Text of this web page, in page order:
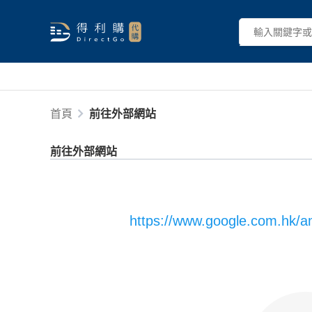
首頁 前往外部網站
前往外部網站
https://www.google.com.hk/